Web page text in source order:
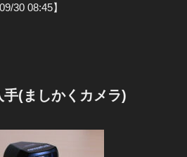
30 08:45】
(ましかくカメラ)